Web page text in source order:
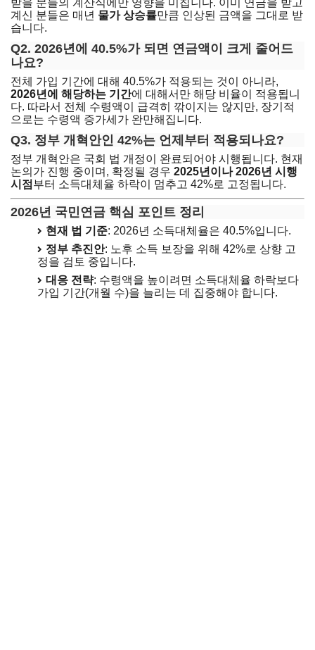
계신 분들은 매년 물가 상승률만큼 인상된 금액을 그대로 받
습니다.
Q2. 2026년에 40.5%가 되면 연금액이 크게 줄어드
나요?
전체 가입 기간에 대해 40.5%가 적용되는 것이 아니라,
2026년에 해당하는 기간에 대해서만 해당 비율이 적용됩니
다. 따라서 전체 수령액이 급격히 깎이지는 않지만, 장기적
으로는 수령액 증가세가 완만해집니다.
Q3. 정부 개혁안인 42%는 언제부터 적용되나요?
정부 개혁안은 국회 법 개정이 완료되어야 시행됩니다. 현재
논의가 진행 중이며, 확정될 경우 2025년이나 2026년 시행
시점 부터 소득대체율 하락이 멈추고 42%로 고정됩니다.
2026년 국민연금 핵심 포인트 정리
현재 법 기준: 2026년 소득대체율은 40.5%입니다.
정부 추진안: 노후 소득 보장을 위해 42%로 상향 고
정을 검토 중입니다.
대응 전략: 수령액을 높이려면 소득대체율 하락보다
가입 기간(개월 수)을 늘리는 데 집중해야 합니다.